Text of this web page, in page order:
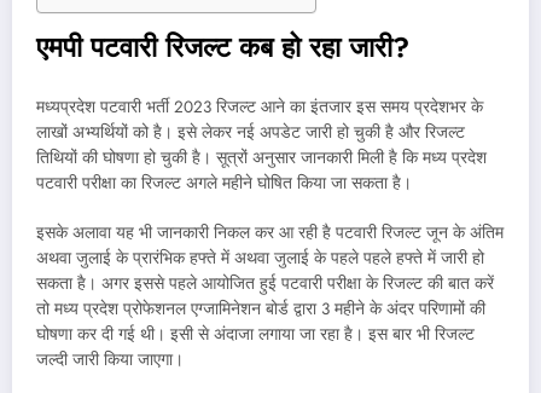
एमपी पटवारी रिजल्ट कब हो रहा जारी?
मध्यप्रदेश पटवारी भर्ती 2023 रिजल्ट आने का इंतजार इस समय प्रदेशभर के
लाखों अभ्यर्थियों को है। इसे लेकर नई अपडेट जारी हो चुकी है और रिजल्ट
तिथियों की घोषणा हो चुकी है। सूत्रों अनुसार जानकारी मिली है कि मध्य प्रदेश
पटवारी परीक्षा का रिजल्ट अगले महीने घोषित किया जा सकता है।
इसके अलावा यह भी जानकारी निकल कर आ रही है पटवारी रिजल्ट जून के अंतिम
अथवा जुलाई के प्रारंभिक हफ्ते में अथवा जुलाई के पहले पहले हफ्ते में जारी हो
सकता है। अगर इससे पहले आयोजित हुई पटवारी परीक्षा के रिजल्ट की बात करें
तो मध्य प्रदेश प्रोफेशनल एग्जामिनेशन बोर्ड द्वारा 3 महीने के अंदर परिणामों की
घोषणा कर दी गई थी। इसी से अंदाजा लगाया जा रहा है। इस बार भी रिजल्ट
जल्दी जारी किया जाएगा।